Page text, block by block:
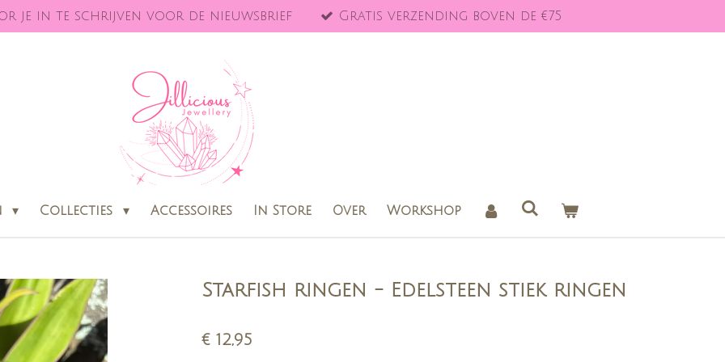
je in te schrijven voor de nieuwsbrief Gratis verzending boven de €75
Collecties Accessoires In Store Over Workshop
Starfish ringen - Edelsteen stiek ringen
€ 12,95